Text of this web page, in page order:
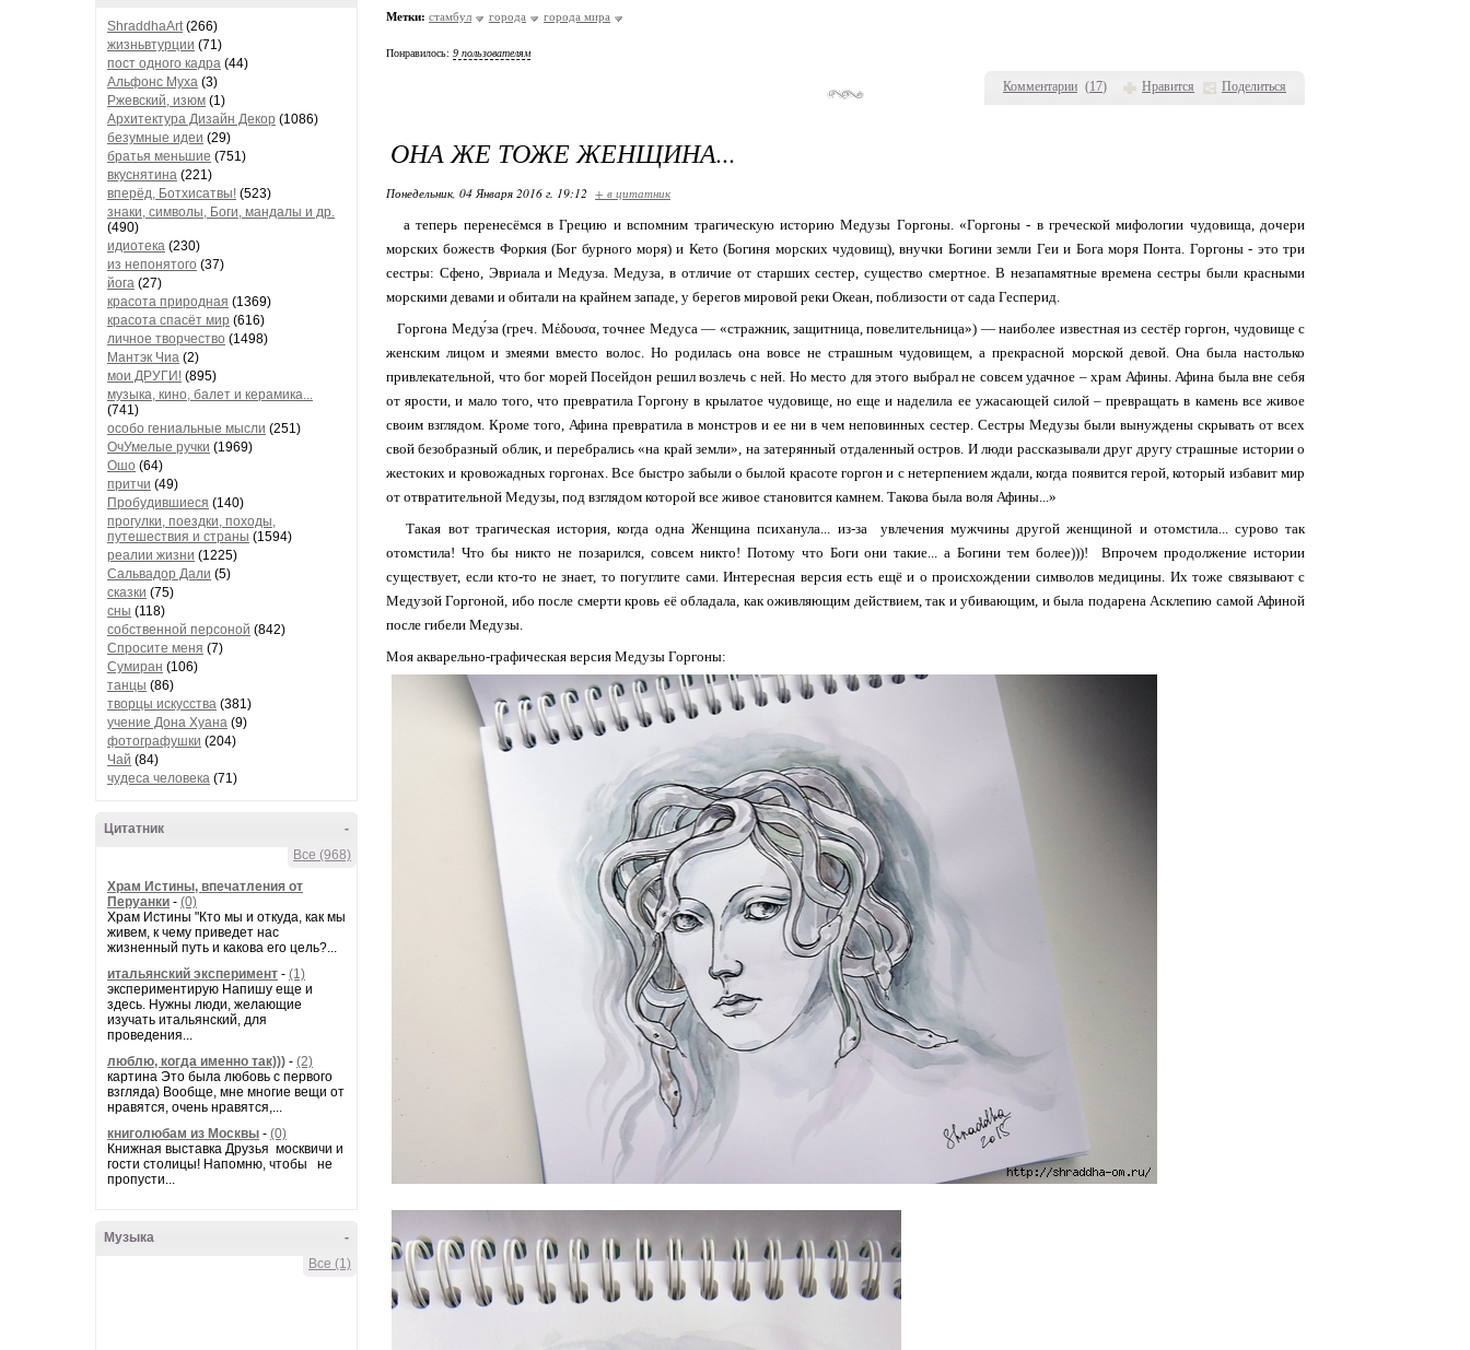
ShraddhaArt(266)
жизньвтурции (71)
пост одного кадра (44)
Альфонс Муха (3)
Ржевский, изюм (1)
Архитектура Дизайн Декор (1086)
безумные идеи (29)
братья меньшие (751)
вкуснятина (221)
вперёд, Ботхисатвы! (523)
знаки, символы, Боги, мандалы и др.
(490)
идиотека (230)
из непонятого (37)
йога (27)
красота природная (1369)
красота спасёт мир (616)
личное творчество (1498)
Мантэк Чиа (2)
мои ДРУГИ! (895)
музыка, кино, балет и керамика...
(741)
особо гениальные мысли (251)
ОчУмелые ручки (1969)
Ошо (64)
притчи (49)
Пробудившиеся (140)
прогулки, поездки, походы,
путешествия и страны (1594)
реалии жизни (1225)
Сальвадор Дали (5)
сказки (75)
сны (118)
собственной персоной (842)
Спросите меня (7)
Сумиран (106)
танцы (86)
творцы искусства (381)
учение Дона Хуана (9)
фотографушки (204)
Чай (84)
чудеса человека (71)
-
Цитатник
Все (968)
Храм Истины, впечатления от
Перуанки - (0)
Храм Истины "Кто мы и откуда, как мы
живем, к чему приведет нас
жизненный путь и какова его цель?...
итальянский эксперимент - (1)
экспериментирую Напишу еще и
здесь. Нужны люди, желающие
изучать итальянский, для
проведения...
люблю, когда именно так))) - (2)
картина Это была любовь с первого
взгляда) Вообще, мне многие вещи от
нравятся, очень нравятся,...
книголюбам из Москвы - (0)
Книжная выставка Друзья москвичи и
гости столицы! Напомню, чтобы не
пропусти...
-
Музыка
Все (1)
Комментарии (17) Нравится Поделиться
Метки: стамбул города города мира
Понравилось: 9 пользователям
ОНА ЖЕ ТОЖЕ ЖЕНЩИНА...
Понедельник, 04 Января 2016 г. 19:12 + в цитатник
а теперь перенесёмся в Грецию и вспомним трагическую историю Медузы Горгоны. «Горгоны - в греческой мифологии чудовища, дочери
морских божеств Форкия (Бог бурного моря) и Кето (Богиня морских чудовищ), внучки Богини земли Геи и Бога моря Понта. Горгоны - это три
сестры: Сфено, Эвриала и Медуза. Медуза, в отличие от старших сестер, существо смертное. В незапамятные времена сестры были красными
морскими девами и обитали на крайнем западе, у берегов мировой реки Океан, поблизости от сада Гесперид.
Горгона Меду́за (греч. Μέδουσα, точнее Медуса — «стражник, защитница, повелительница») — наиболее известная из сестёр горгон, чудовище с
женским лицом и змеями вместо волос. Но родилась она вовсе не страшным чудовищем, а прекрасной морской девой. Она была настолько
привлекательной, что бог морей Посейдон решил возлечь с ней. Но место для этого выбрал не совсем удачное – храм Афины. Афина была вне себя
от ярости, и мало того, что превратила Горгону в крылатое чудовище, но еще и наделила ее ужасающей силой – превращать в камень все живое
своим взглядом. Кроме того, Афина превратила в монстров и ее ни в чем неповинных сестер. Сестры Медузы были вынуждены скрывать от всех
свой безобразный облик, и перебрались «на край земли», на затерянный отдаленный остров. И люди рассказывали друг другу страшные истории о
жестоких и кровожадных горгонах. Все быстро забыли о былой красоте горгон и с нетерпением ждали, когда появится герой, который избавит мир
от отвратительной Медузы, под взглядом которой все живое становится камнем. Такова была воля Афины...»
Такая вот трагическая история, когда одна Женщина психанула... из-за увлечения мужчины другой женщиной и отомстила... сурово так
отомстила! Что бы никто не позарился, совсем никто! Потому что Боги они такие... а Богини тем более)))! Впрочем продолжение истории
существует, если кто-то не знает, то погуглите сами. Интересная версия есть ещё и о происхождении символов медицины. Их тоже связывают с
Медузой Горгоной, ибо после смерти кровь её обладала, как оживляющим действием, так и убивающим, и была подарена Асклепию самой Афиной
после гибели Медузы.
Моя акварельно-графическая версия Медузы Горгоны: